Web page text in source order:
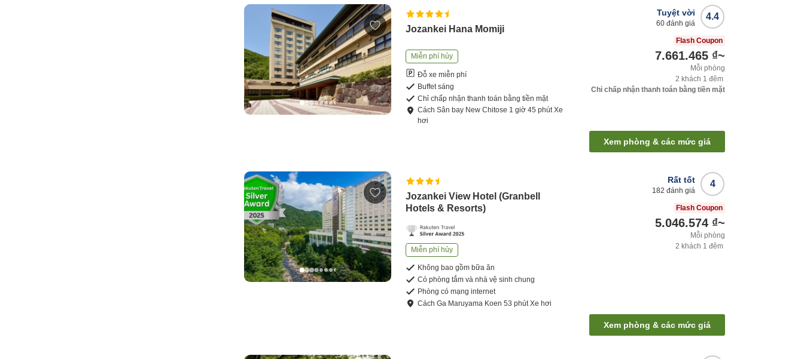
Jozankei Hana Momiji
Miễn phí hủy
Đỗ xe miễn phí
Buffet sáng
Chỉ chấp nhận thanh toán bằng tiền mặt
CáchSân bay New Chitose 1 giờ45 phútXe
hơi
4.4
Tuyệt vời
60 đánh giá
Flash Coupon
7.661.465 ₫~
Mỗi phòng
2 khách 1 đêm
Chỉ chấp nhận thanh toán bằng tiền mặt
Xem phòng & các mức giá
Jozankei View Hotel (Granbell
Hotels & Resorts)
Miễn phí hủy
Không bao gồm bữa ăn
Có phòng tắm và nhà vệ sinh chung
Phòng có mạng internet
CáchGa Maruyama Koen53 phútXe hơi
4
Rất tốt
182 đánh giá
Flash Coupon
5.046.574 ₫~
Mỗi phòng
2 khách 1 đêm
Xem phòng & các mức giá